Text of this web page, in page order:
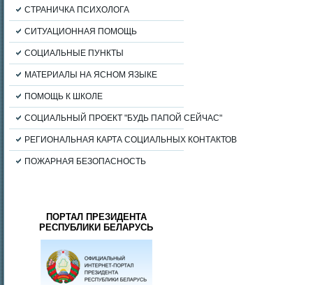
СТРАНИЧКА ПСИХОЛОГА
СИТУАЦИОННАЯ ПОМОЩЬ
СОЦИАЛЬНЫЕ ПУНКТЫ
МАТЕРИАЛЫ НА ЯСНОМ ЯЗЫКЕ
ПОМОЩЬ К ШКОЛЕ
СОЦИАЛЬНЫЙ ПРОЕКТ "БУДЬ ПАПОЙ СЕЙЧАС"
РЕГИОНАЛЬНАЯ КАРТА СОЦИАЛЬНЫХ КОНТАКТОВ
ПОЖАРНАЯ БЕЗОПАСНОСТЬ
ПОРТАЛ ПРЕЗИДЕНТА
РЕСПУБЛИКИ БЕЛАРУСЬ